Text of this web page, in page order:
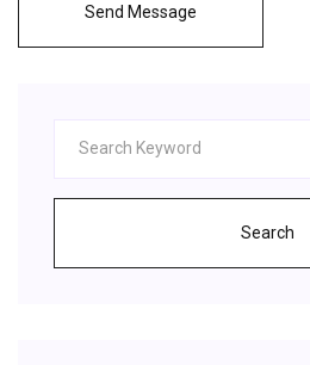
Send Message
Search